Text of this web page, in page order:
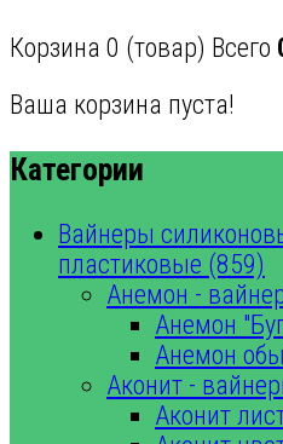
Корзина 0 (товар) Всего
Ваша корзина пуста!
Категории
Вайнеры
пластиковые (859)
Анемон -
Анемон
Анемон
Аконит -
Аконит